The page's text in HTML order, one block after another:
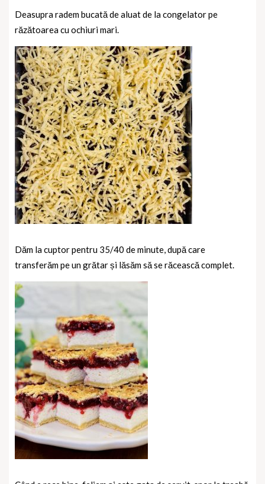
Deasupra radem bucată de aluat de la congelator pe
răzătoarea cu ochiuri mari.
Dăm la cuptor pentru 35/40 de minute, după care
transferăm pe un grătar și lăsăm să se răcească complet.